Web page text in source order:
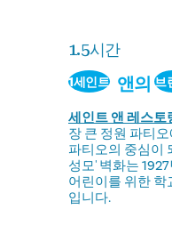
1.5시간
1세인트 앤의브
세인트 앤 레스토
장 큰 정원 파티
파티오의 중심이
성모' 벽화는
어린이를 위한 학
입니다.